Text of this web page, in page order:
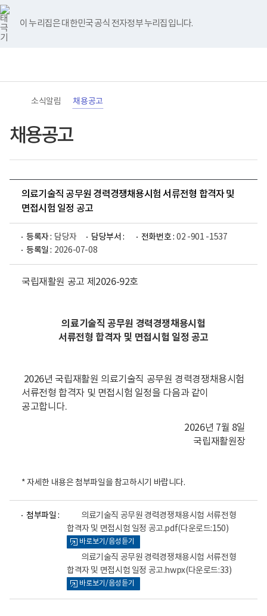
바
로
가
기
메
이 누리집은 대한민국 공식 전자정부 누리집입니다.
너
비
767px
이
하
영
검
메
홈
소식알림 채용공고
채용공고
의료기술직 공무원 경력경쟁채용시험 서류전형 합격자 및
면접시험 일정 공고
등록자 : 담당자 담당부서 : 전화번호 : 02 -901 -1537
등록일 : 2026-07-08
국립재활원 공고 제2026-92호
의료기술직 공무원 경력경쟁채용시험
서류전형 합격자 및 면접시험 일정 공고
2026년 국립재활원 의료기술직 공무원 경력경쟁채용시험
서류전형 합격자 및 면접시험 일정을 다음과 같이
공고합니다.
2026년 7월 8일
국립재활원장
* 자세한 내용은 첨부파일을 참고하시기 바랍니다.
첨부파일 :
의료기술직 공무원 경력경쟁채용시험 서류전형
합격자 및 면접시험 일정 공고.pdf(다운로드:150)
바로보기/음성듣기
의료기술직 공무원 경력경쟁채용시험 서류전형
합격자 및 면접시험 일정 공고.hwpx(다운로드:33)
바로보기/음성듣기
유
튜
브
블
로
그
인
스
타
그
램
페
이
스
북